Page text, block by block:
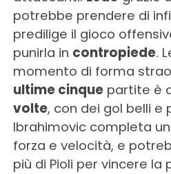
potrebbe prendere di
predilige il gioco
punirla in contropiede.
momento di forma
ultime cinquepartite è
volte, con dei gol belli e
Ibrahimovic completa
forza e velocità, e
più di Pioli per vincere la